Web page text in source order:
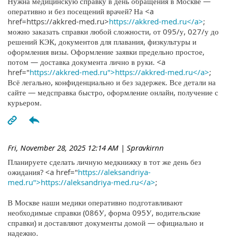
оперативно и без посещений врачей? На <a
href=https://akkred-med.ru>https://akkred-med.ru</a>;
можно заказать справки любой сложности, от 095/у, 027/у до
решений КЭК, документов для плавания, физкультуры и
оформления визы. Оформление заявки предельно простое,
потом — доставка документа лично в руки. <a
href="https://akkred-med.ru">https://akkred-med.ru</a>;
Всё легально, конфиденциально и без задержек. Все детали на
сайте — медсправка быстро, оформление онлайн, получение с
курьером.
Fri, November 28, 2025 12:14 AM | Spravkirnn
Планируете сделать личную медкнижку в тот же день без
ожидания? <a href="https://aleksandriya-
med.ru">https://aleksandriya-med.ru</a>;
В Москве наши медики оперативно подготавливают
необходимые справки (086У, форма 095У, водительские
справки) и доставляют документы домой — официально и
надежно.